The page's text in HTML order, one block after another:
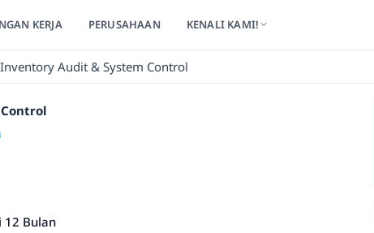
KERJA PERUSAHAAN KENALI KAMI!
Inventory Audit & System Control
12 Bulan